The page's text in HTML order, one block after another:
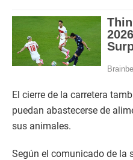
El cierre de la carretera
puedan abastecerse de
sus animales.
Según el comunicado de la